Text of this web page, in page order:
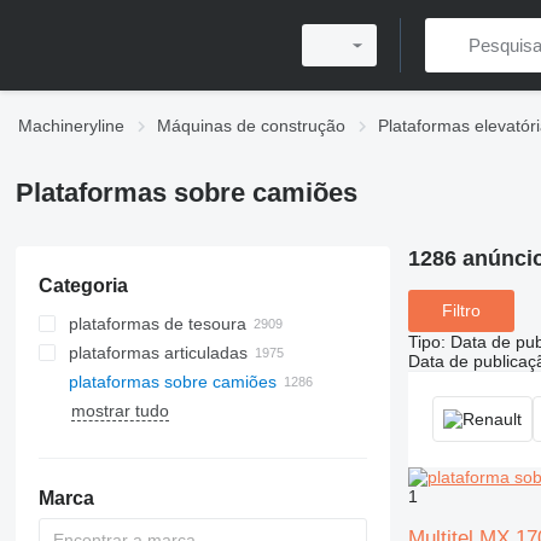
Machineryline Máquinas de construção Plataformas
Plataformas sobre camiões
Categoria
plataformas de tesoura
plataformas articuladas
plataformas sobre camiões
mostrar tudo
Marca
1286
Filtro
Tipo: Data de
Data de
1